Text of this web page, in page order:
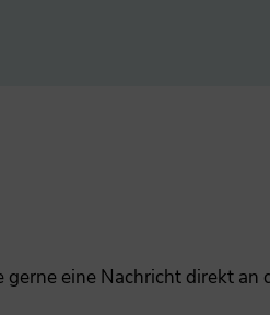
eine Nachricht direkt an